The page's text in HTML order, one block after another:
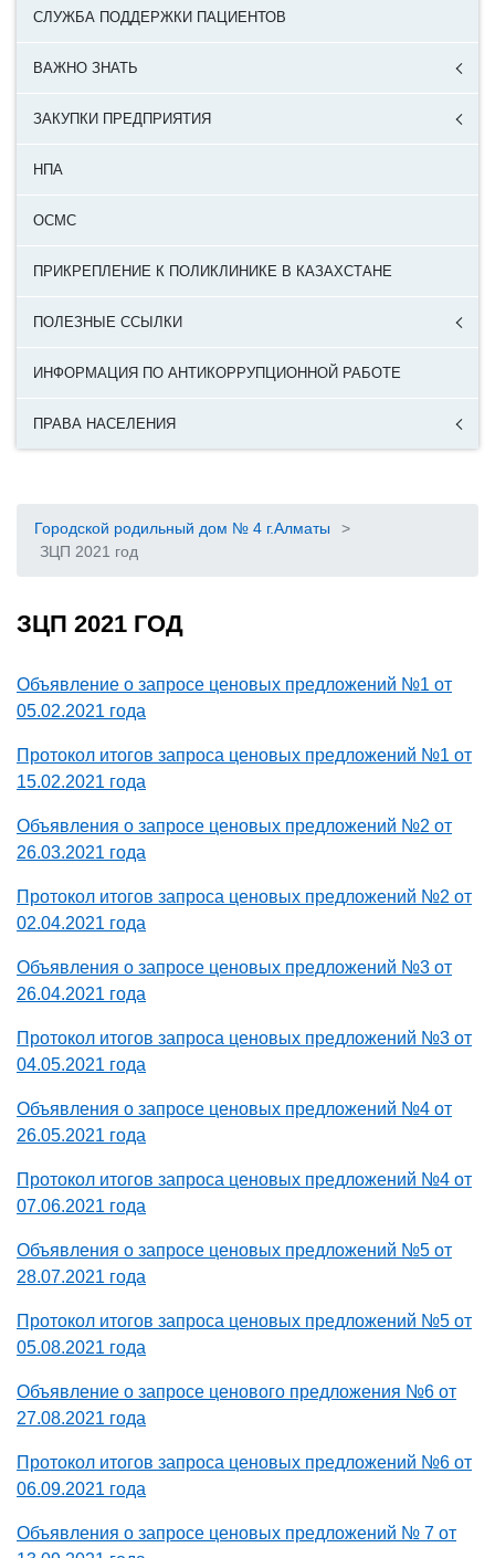
СЛУЖБА ПОДДЕРЖКИ ПАЦИЕНТОВ
ВАЖНО ЗНАТЬ
ЗАКУПКИ ПРЕДПРИЯТИЯ
НПА
ОСМС
ПРИКРЕПЛЕНИЕ К ПОЛИКЛИНИКЕ В КАЗАХСТАНЕ
ПОЛЕЗНЫЕ ССЫЛКИ
ИНФОРМАЦИЯ ПО АНТИКОРРУПЦИОННОЙ РАБОТЕ
ПРАВА НАСЕЛЕНИЯ
Городской родильный дом № 4 г.Алматы
>
ЗЦП 2021 год
ЗЦП 2021 ГОД
Объявление о запросе ценовых предложений №1 от
05.02.2021 года
Протокол итогов запроса ценовых предложений №1 от
15.02.2021 года
Объявления о запросе ценовых предложений №2 от
26.03.2021 года
Протокол итогов запроса ценовых предложений №2 от
02.04.2021 года
Объявления о запросе ценовых предложений №3 от
26.04.2021 года
Протокол итогов запроса ценовых предложений №3 от
04.05.2021 года
Объявления о запросе ценовых предложений №4 от
26.05.2021 года
Протокол итогов запроса ценовых предложений №4 от
07.06.2021 года
Объявления о запросе ценовых предложений №5 от
28.07.2021 года
Протокол итогов запроса ценовых предложений №5 от
05.08.2021 года
Объявление о запросе ценового предложения №6 от
27.08.2021 года
Протокол итогов запроса ценовых предложений №6 от
06.09.2021 года
Объявления о запросе ценовых предложений № 7 от